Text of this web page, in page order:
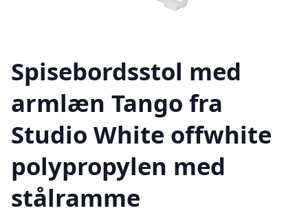
Spisebordsstol med
armlæn Tango fra
Studio White offwhite
polypropylen med
stålramme